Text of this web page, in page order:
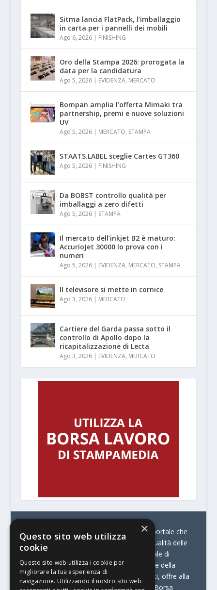
Sitma lancia FlatPack, l’imballaggio
in carta per i pannelli dei mobili
Ago 6, 2026| FINISHING
Oro della Stampa 2026: prorogata la
data per la candidatura
Ago 5, 2026| EVIDENZA, MERCATO
Bompan amplia l’offerta Mimaki tra
partnership, premi e nuove soluzioni
UV
Ago 5, 2026| MERCATO, STAMPA
STAATS.LABEL sceglie Cartes GT360
Ago 5, 2026| FINISHING
Da BOBST controllo qualità per
imballaggi a zero difetti
Ago 5, 2026| STAMPA
Il mercato dell’inkjet B2 è maturo:
AccurioJet 30000 lo prova con i
numeri
Ago 5, 2026| EVIDENZA, MERCATO, STAMPA
Il televisore si mette in cornice
Ago 3, 2026| MERCATO
Cartiere del Garda passa sotto il
controllo di Apollo dopo la
ricapitalizzazione di Lecta
Ago 3, 2026| EVIDENZA, MERCATO
© Stratego Group –
stampamedia.net è il portale che
racconta le innovazioni tecnologiche e l’attualità delle
aziende di stampa e di converting. È il portale di
riferimento per chi opera in Italia nel settore della
comunicazione stampata. Oltre ai contenuti, offre alla
propria community diversi servizi come:
la Borsa
×
Questo sito web utilizza
cookie
Questo sito web utilizza i cookie per
migliorare la tua esperienza di
navigazione. Utilizzando il nostro sito web